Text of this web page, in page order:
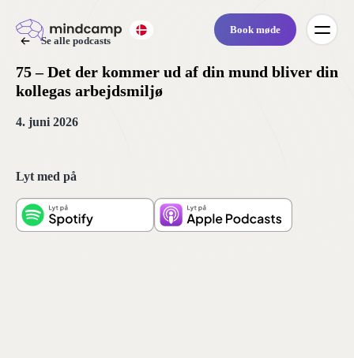
Book møde
Se alle podcasts
75 – Det der kommer ud af din mund bliver din
kollegas arbejdsmiljø
4. juni 2026
Lyt med på